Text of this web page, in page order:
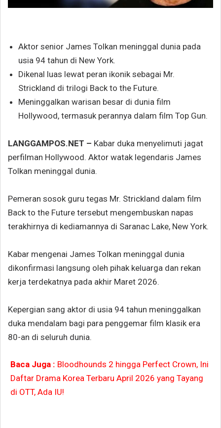
Aktor senior James Tolkan meninggal dunia pada
usia 94 tahun di New York.
Dikenal luas lewat peran ikonik sebagai Mr.
Strickland di trilogi Back to the Future.
Meninggalkan warisan besar di dunia film
Hollywood, termasuk perannya dalam film Top Gun.
LANGGAMPOS.NET – Kabar duka menyelimuti jagat
perfilman Hollywood. Aktor watak legendaris James
Tolkan meninggal dunia.
Pemeran sosok guru tegas Mr. Strickland dalam film
Back to the Future tersebut mengembuskan napas
terakhirnya di kediamannya di Saranac Lake, New York.
Kabar mengenai James Tolkan meninggal dunia
dikonfirmasi langsung oleh pihak keluarga dan rekan
kerja terdekatnya pada akhir Maret 2026.
Kepergian sang aktor di usia 94 tahun meninggalkan
duka mendalam bagi para penggemar film klasik era
80-an di seluruh dunia.
Baca Juga : Bloodhounds 2 hingga Perfect Crown, Ini
Daftar Drama Korea Terbaru April 2026 yang Tayang
di OTT, Ada IU!